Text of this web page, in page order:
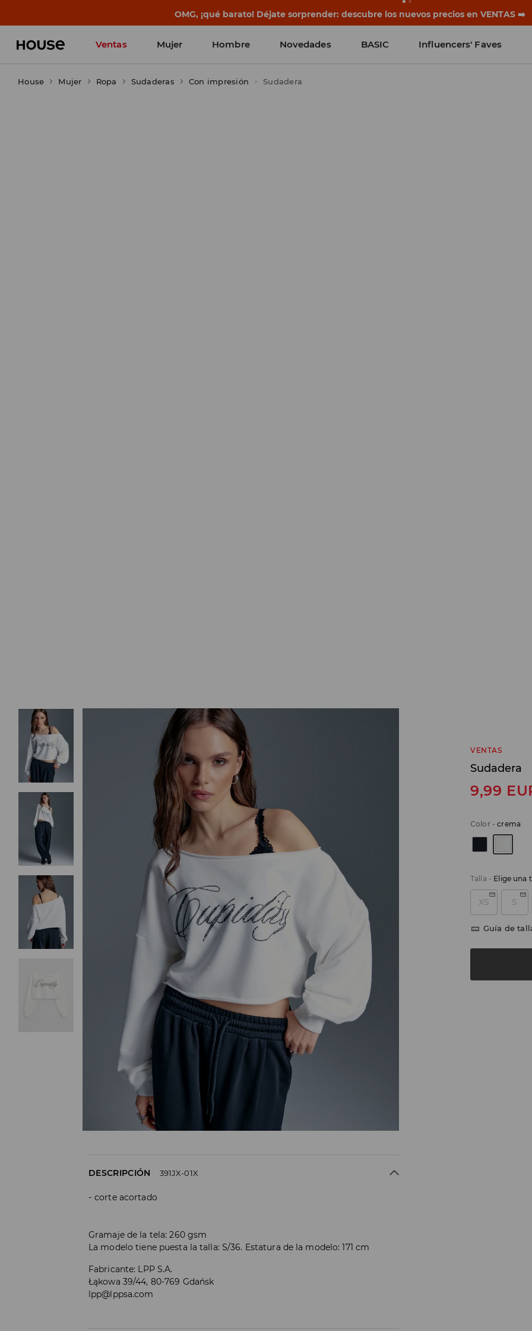
OMG, ¡qué barato! Déjate sorprender: descubre los nuevos precios en VENTAS ➡️
Ventas Mujer Hombre Novedades BASIC Influencers' Faves
House Mujer Ropa Sudaderas Con impresión Sudadera
VENTAS
Sudadera
9,99
Color-crema
Talla - Elige una
XS S
Guía de
DESCRIPCIÓN 391JX-01X
corte acortado
Gramaje de la tela: 260 gsm
La modelo tiene puesta la talla: S/36. Estatura de la modelo: 171 cm
Fabricante: LPP S.A.
Łąkowa 39/44, 80-769 Gdańsk
lpp@lppsa.com